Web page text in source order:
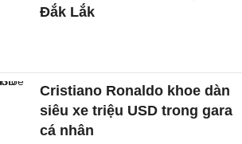
Đắk Lắk
Cristiano Ronaldo khoe dàn
siêu xe triệu USD trong gara
cá nhân